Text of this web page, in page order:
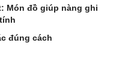
Món đồ giúp nàng ghi
đúng cách